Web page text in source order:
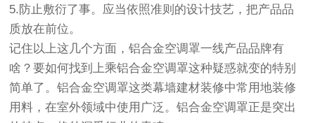
5.防止敷衍了事。应当依照准则的设计技艺，把产品品
质放在前位。
记住以上这几个方面，铝合金空调罩一线产品品牌有
啥？要如何找到上乘铝合金空调罩这种疑惑就变的特别
简单了。铝合金空调罩这类幕墙建材装修中常用地装修
用料，在室外领域中使用广泛。铝合金空调罩正是突出